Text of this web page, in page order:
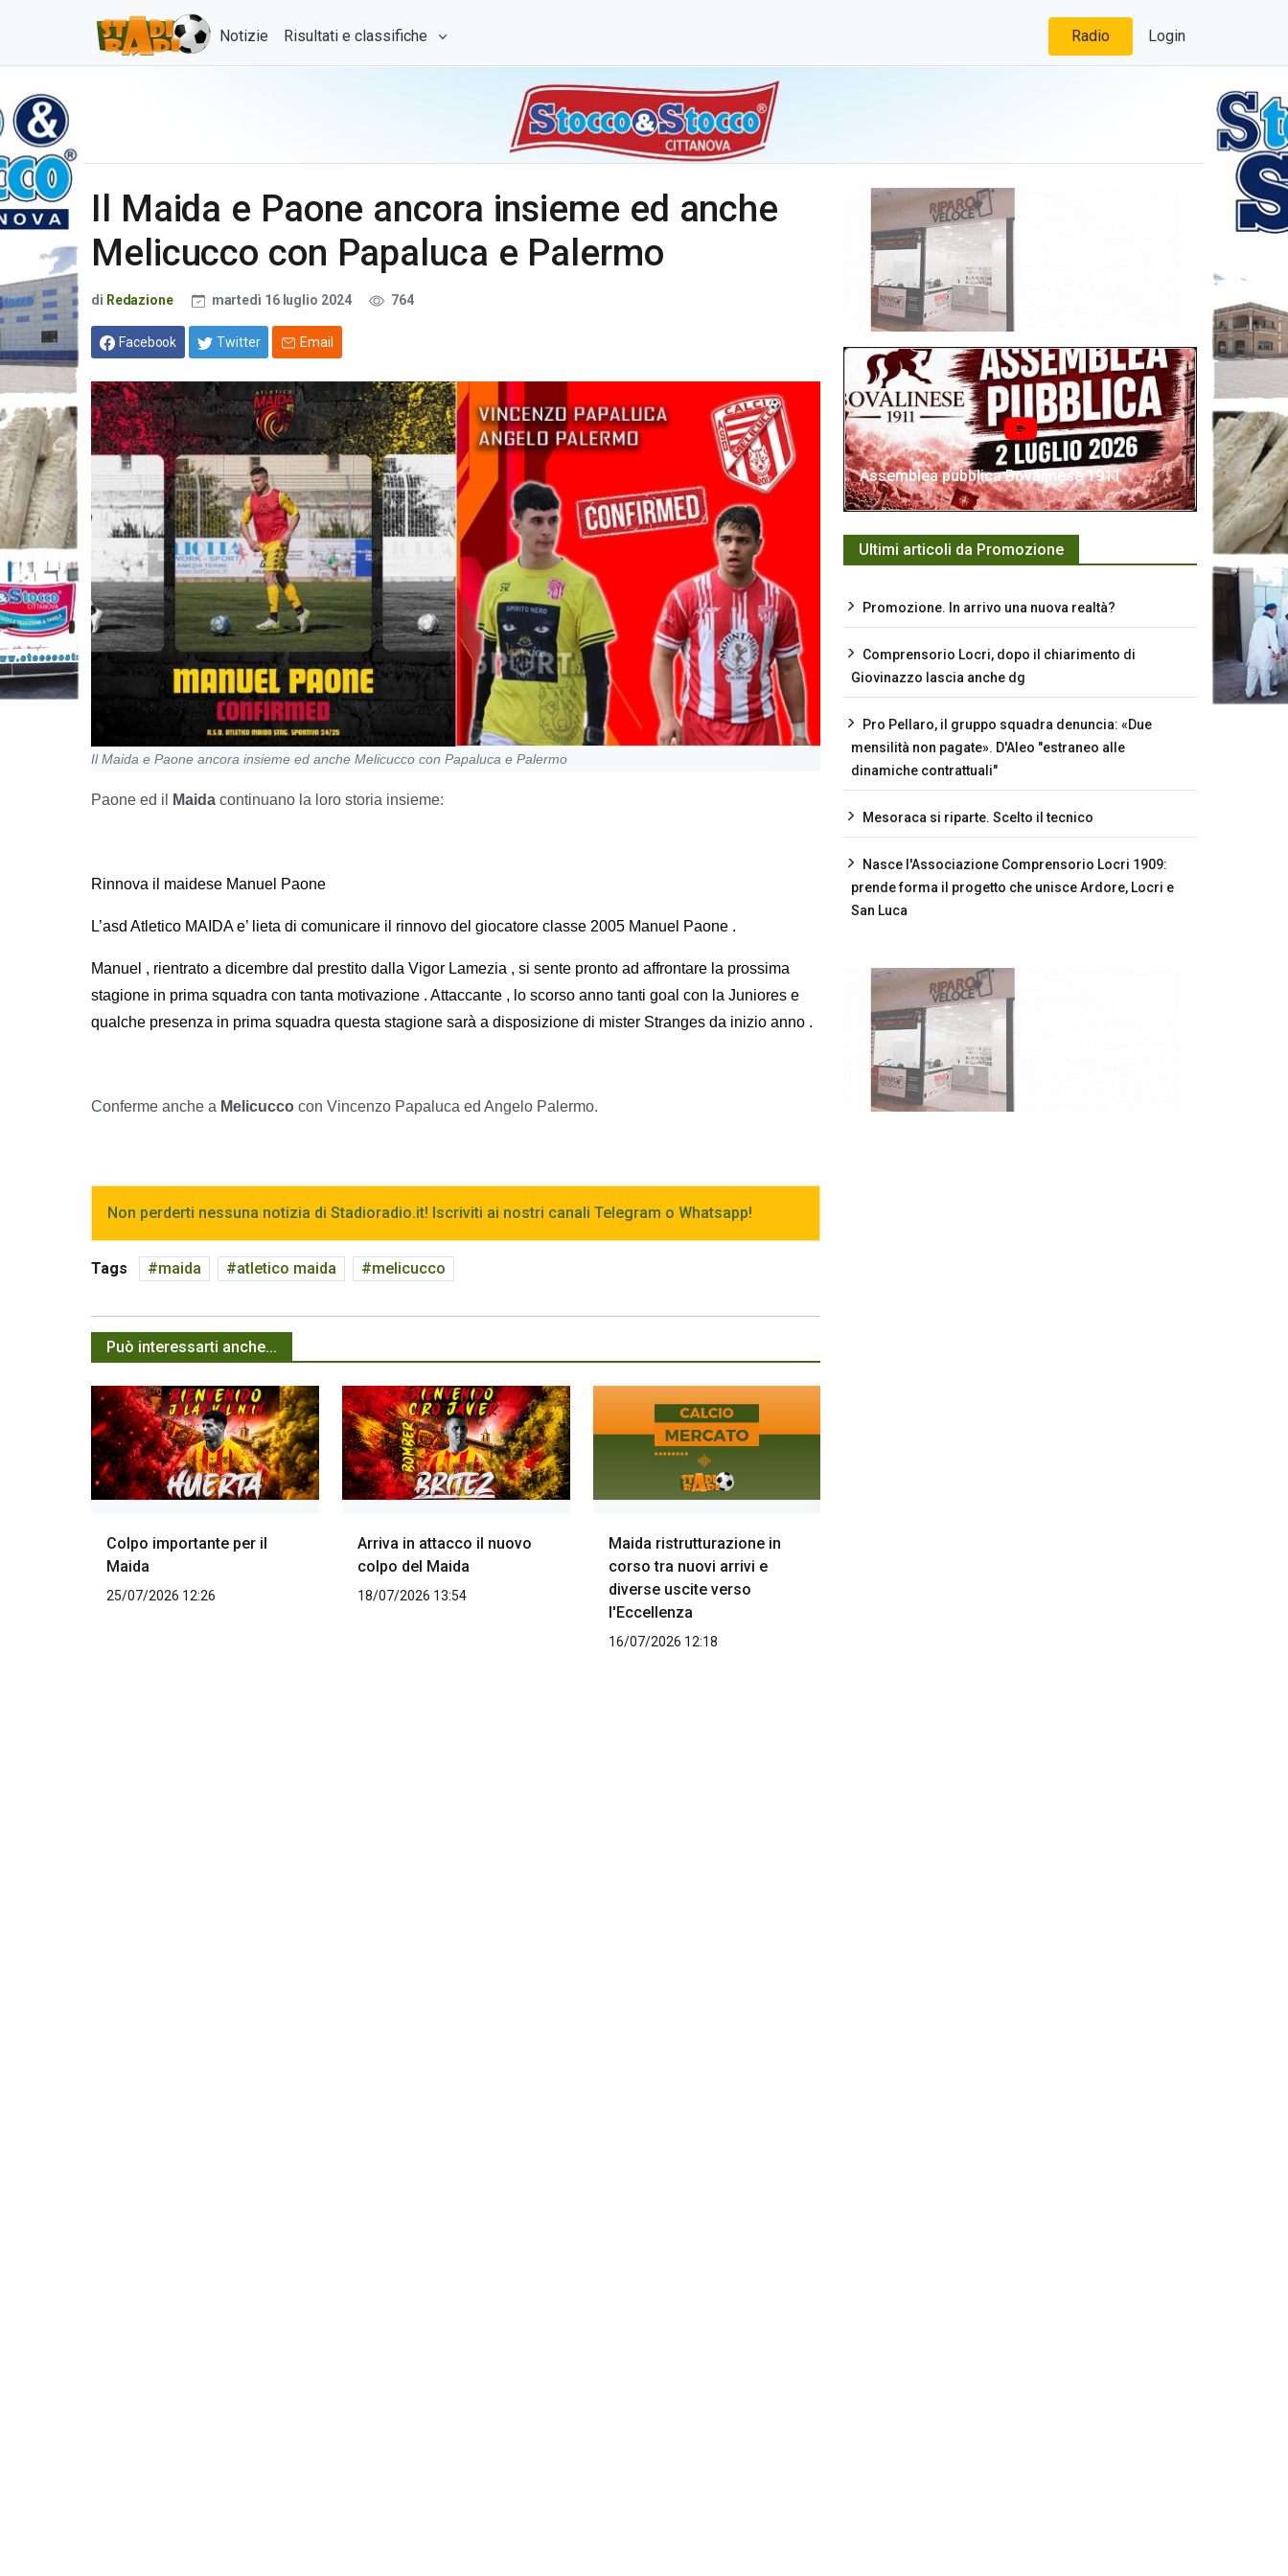
Notizie Risultati e classifiche Radio Login
Il Maida e Paone ancora insieme ed anche
Melicucco con Papaluca e Palermo
di Redazione martedì 16 luglio 2024 764
Facebook Twitter Email
Il Maida e Paone ancora insieme ed anche Melicucco con Papaluca e Palermo
Paone ed il Maida continuano la loro storia insieme:
Rinnova il maidese Manuel Paone
L’asd Atletico MAIDA e’ lieta di comunicare il rinnovo del giocatore classe 2005 Manuel Paone .
Manuel , rientrato a dicembre dal prestito dalla Vigor Lamezia , si sente pronto ad affrontare la prossima
stagione in prima squadra con tanta motivazione . Attaccante , lo scorso anno tanti goal con la Juniores e
qualche presenza in prima squadra questa stagione sarà a disposizione di mister Stranges da inizio anno .
Conferme anche a Melicucco con Vincenzo Papaluca ed Angelo Palermo.
Non perderti nessuna notizia di Stadioradio.it! Iscriviti ai nostri canali Telegram o Whatsapp!
Tags maida atletico maida melicucco
Può interessarti anche...
Colpo importante per il
Maida
25/07/2026 12:26
Arriva in attacco il nuovo
colpo del Maida
18/07/2026 13:54
Maida ristrutturazione in
corso tra nuovi arrivi e
diverse uscite verso
l'Eccellenza
16/07/2026 12:18
Assemblea pubblica Bovalinese 1911
Ultimi articoli da Promozione
Promozione. In arrivo una nuova realtà?
Comprensorio Locri, dopo il chiarimento di
Giovinazzo lascia anche dg
Pro Pellaro, il gruppo squadra denuncia: «Due
mensilità non pagate». D'Aleo "estraneo alle
dinamiche contrattuali"
Mesoraca si riparte. Scelto il tecnico
Nasce l'Associazione Comprensorio Locri 1909:
prende forma il progetto che unisce Ardore, Locri e
San Luca